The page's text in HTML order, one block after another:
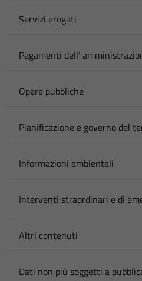
Servizi erogati
Pagamenti dell'
Opere pubbliche
Pianificazione e governo del
Informazioni ambientali
Interventi straordinari e di
Altri contenuti
Dati non più soggetti a